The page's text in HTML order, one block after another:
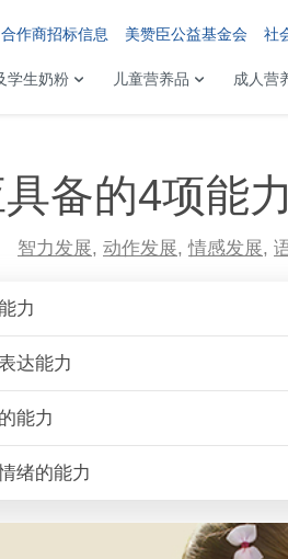
学生奶粉 儿童营养品 成人营
合作商招标信息 美赞臣公益基金会 社
备的4项能
智力发展, 动作发展,情感发展,
力
达能力
能力
绪的能力